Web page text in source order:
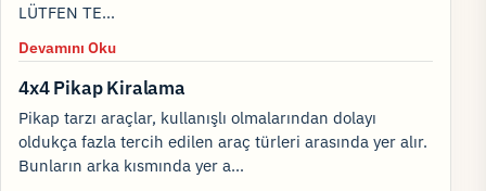
LÜTFEN TE…
Devamını Oku
4x4 Pikap Kiralama
Pikap tarzı araçlar, kullanışlı olmalarından dolayı
oldukça fazla tercih edilen araç türleri arasında yer alır.
Bunların arka kısmında yer a…